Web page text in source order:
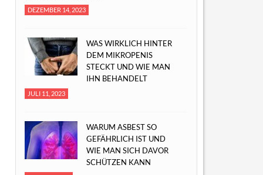
DEZEMBER 14, 2023
WAS WIRKLICH HINTER
DEM MIKROPENIS
STECKT UND WIE MAN
IHN BEHANDELT
JULI 11, 2023
WARUM ASBEST SO
GEFÄHRLICH IST UND
WIE MAN SICH DAVOR
SCHÜTZEN KANN